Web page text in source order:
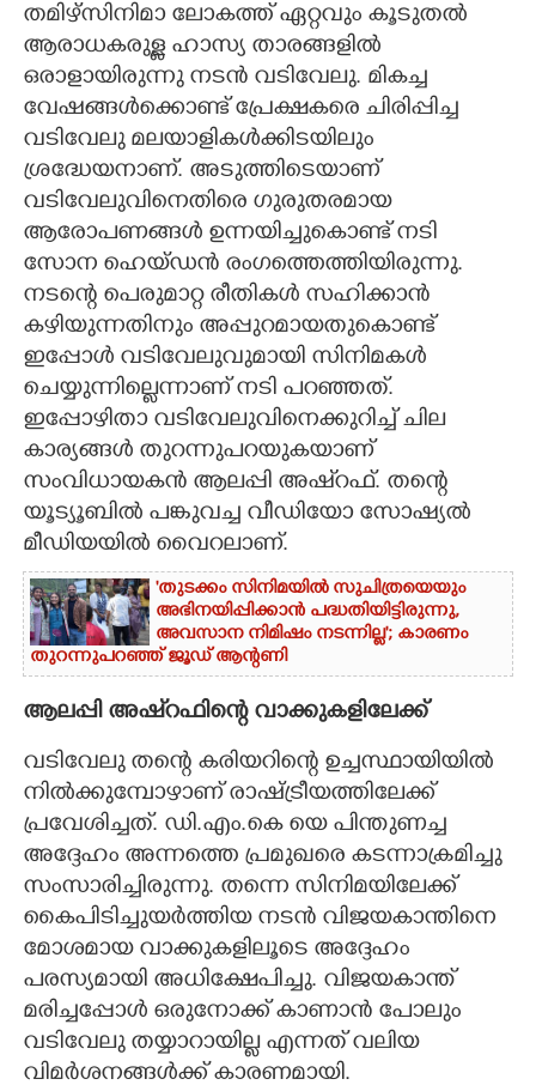
CARTOONS
LITERATURE
ZOOM
CONTACT US
തമിഴ്സിനിമാ ലോകത്ത് ഏറ്റവും കൂടുതൽ
ആരാധകരുള്ള ഹാസ്യ താരങ്ങളിൽ
ഒരാളായിരുന്നു നടൻ വടിവേലു. മികച്ച
വേഷങ്ങൾക്കൊണ്ട് പ്രേക്ഷകരെ ചിരിപ്പിച്ച
വടിവേലു മലയാളികൾക്കിടയിലും
ശ്രദ്ധേയനാണ്. അടുത്തിടെയാണ്
വടിവേലുവിനെതിരെ ഗുരുതരമായ
ആരോപണങ്ങൾ ഉന്നയിച്ചുകൊണ്ട് നടി
സോന ഹെയ്ഡൻ രംഗത്തെത്തിയിരുന്നു.
നടന്റെ പെരുമാറ്റ രീതികൾ സഹിക്കാൻ
കഴിയുന്നതിനും അപ്പുറമായതുകൊണ്ട്
ഇപ്പോൾ വടിവേലുവുമായി സിനിമകൾ
ചെയ്യുന്നില്ലെന്നാണ് നടി പറഞ്ഞത്.
ഇപ്പോഴിതാ വടിവേലുവിനെക്കുറിച്ച് ചില
കാര്യങ്ങൾ തുറന്നുപറയുകയാണ്
സംവിധായകൻ ആലപ്പി അഷ്റഫ്. തന്റെ
യൂട്യൂബിൽ പങ്കുവച്ച വീഡിയോ സോഷ്യൽ
മീഡിയയിൽ വൈറലാണ്.
'തുടക്കം സിനിമയിൽ സുചിത്രയെയും
അഭിനയിപ്പിക്കാൻ പദ്ധതിയിട്ടിരുന്നു,​
അവസാന നിമിഷം നടന്നില്ല'; കാരണം
തുറന്നുപറഞ്ഞ് ജൂഡ് ആന്റണി
ആലപ്പി അഷ്റഫിന്റെ വാക്കുകളിലേക്ക്
വടിവേലു തന്റെ കരിയറിന്റെ ഉച്ചസ്ഥായിയിൽ
നിൽക്കുമ്പോഴാണ് രാഷ്ട്രീയത്തിലേക്ക്
പ്രവേശിച്ചത്. ഡി.എം.കെ യെ പിന്തുണച്ച
അദ്ദേഹം അന്നത്തെ പ്രമുഖരെ കടന്നാക്രമിച്ചു
സംസാരിച്ചിരുന്നു. തന്നെ സിനിമയിലേക്ക്
കൈപിടിച്ചുയർത്തിയ നടൻ വിജയകാന്തിനെ
മോശമായ വാക്കുകളിലൂടെ അദ്ദേഹം
പരസ്യമായി അധിക്ഷേപിച്ചു. വിജയകാന്ത്
മരിച്ചപ്പോൾ ഒരുനോക്ക് കാണാൻ പോലും
വടിവേലു തയ്യാറായില്ല എന്നത് വലിയ
വിമർശനങ്ങൾക്ക് കാരണമായി.